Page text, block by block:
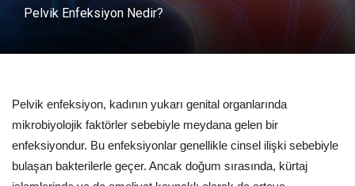
Pelvik Enfeksiyon Nedir?
Pelvik enfeksiyon, kadının yukarı genital organlarında
mikrobiyolojik faktörler sebebiyle meydana gelen bir
enfeksiyondur. Bu enfeksiyonlar genellikle cinsel ilişki sebebiyle
bulaşan bakterilerle geçer. Ancak doğum sırasında, kürtaj